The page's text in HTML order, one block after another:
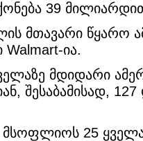
39
მთავარი წყარო
Walmart-ია.
მდიდარი
შესაბამისად,
25